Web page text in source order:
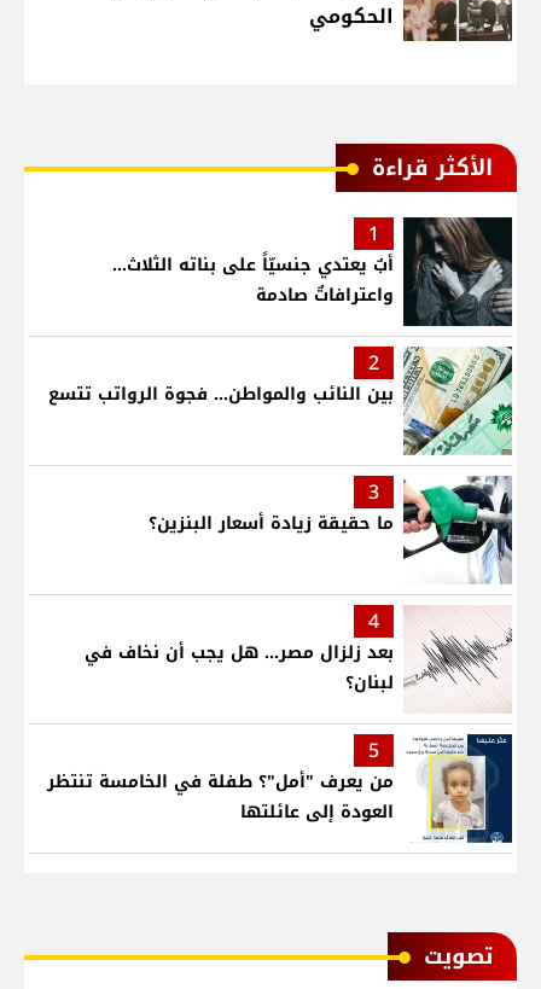
الحكومي
الأكثر قراءة
1
أبٌ يعتدي جنسيّاً على بناته الثلاث…
واعترافاتٌ صادمة
2
بين النائب والمواطن... فجوة الرواتب تتسع
3
ما حقيقة زيادة أسعار البنزين؟
4
بعد زلزال مصر... هل يجب أن نخاف في
لبنان؟
5
من يعرف "أمل"؟ طفلة في الخامسة تنتظر
العودة إلى عائلتها
ﺗﺼﻮﻳﺖ